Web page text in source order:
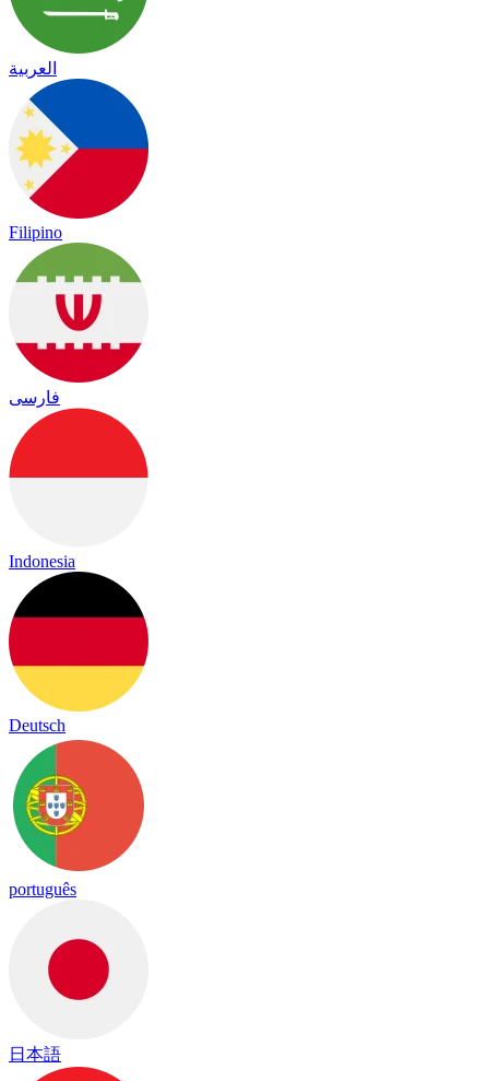
العربية
Filipino
فارسی
Indonesia
Deutsch
português
日本語